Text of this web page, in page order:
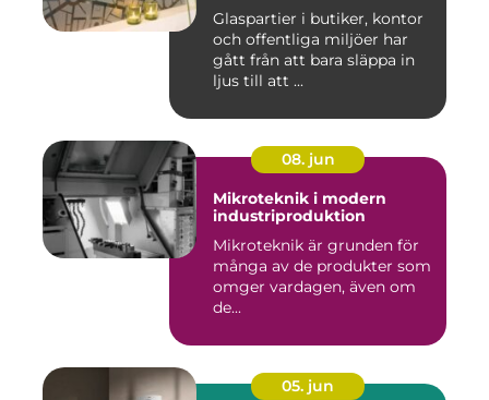
Glaspartier i butiker, kontor
och offentliga miljöer har
gått från att bara släppa in
ljus till att ...
08. jun
Mikroteknik i modern
industriproduktion
Mikroteknik är grunden för
många av de produkter som
omger vardagen, även om
de...
05. jun